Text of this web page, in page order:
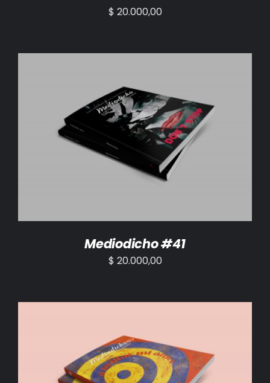
$ 20.000,00
AÑADIR AL CARRITO / DETALLES
Mediodicho #41
$ 20.000,00